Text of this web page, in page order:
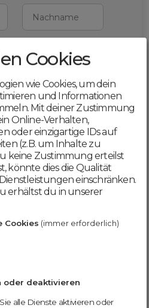
Nachname
bestätigst du,
und
akzeptierst
Teil der
und profitiere
Cookies
wie Cookies, um dein
und Informationen
Mit deiner Zustimmung
Online-Verhalten,
oder einzigartige IDs auf
(z.B. um Inhalte zu
keine Zustimmung erteilst
könnte dies die Qualität
einschränken.
erhältst du in unserer
Cookies (immer erforderlich)
oder deaktivieren
alle Dienste aktivieren oder